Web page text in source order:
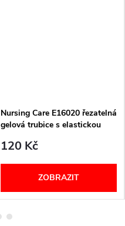
Nursing Care E16020 řezatelná
gelová trubice s elastickou
120 Kč
ZOBRAZIT